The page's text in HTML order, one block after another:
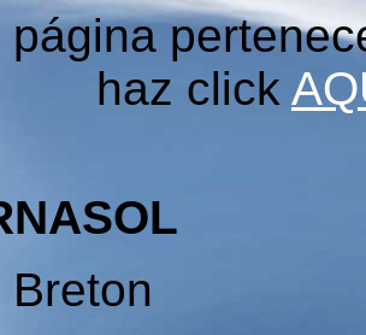
página
haz click
Breton